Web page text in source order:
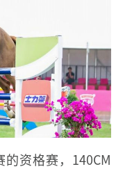
资格赛，140CM